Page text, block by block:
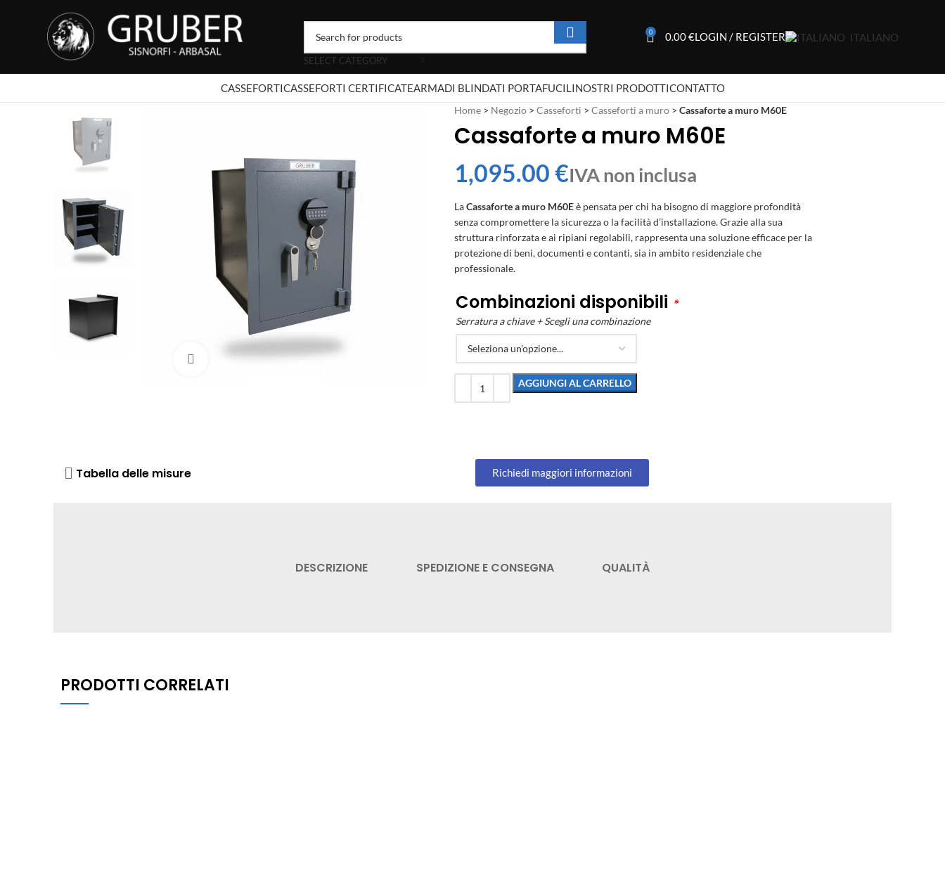
SELECT CATEGORY
0 0.00€LOGIN / REGISTER ITALIANO
CASSEFORTICASSEFORTI CERTIFICATEARMADI BLINDATI PORTAFUCILINOSTRI PRODOTTICONTATTO
Click to enlarge
Home > Negozio > Casseforti > Casseforti a muro > Cassaforte a muro M60E
Cassaforte a muro M60E
€
LaCassaforte a muro M60Eè pensata per chi ha bisogno di maggiore profondità
senza compromettere la sicurezza o la facilità d’installazione. Grazie alla sua
struttura rinforzata e ai ripiani regolabili, rappresenta una soluzione efficace per la
protezione di beni, documenti e contanti, sia in ambito residenziale che
professionale.
Combinazioni disponibili *
Serratura a chiave + Scegli una combinazione
AGGIUNGI AL CARRELLO
Tabella delle misure Richiedi maggiori informazioni
DESCRIZIONE SPEDIZIONE E CONSEGNA QUALITÀ
PRODOTTI CORRELATI